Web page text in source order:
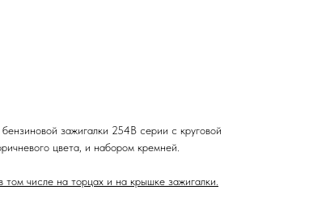
зажигалки 254B серии с круговой
цвета, и набором кремней.
том числе на торцах и на крышке зажигалки.